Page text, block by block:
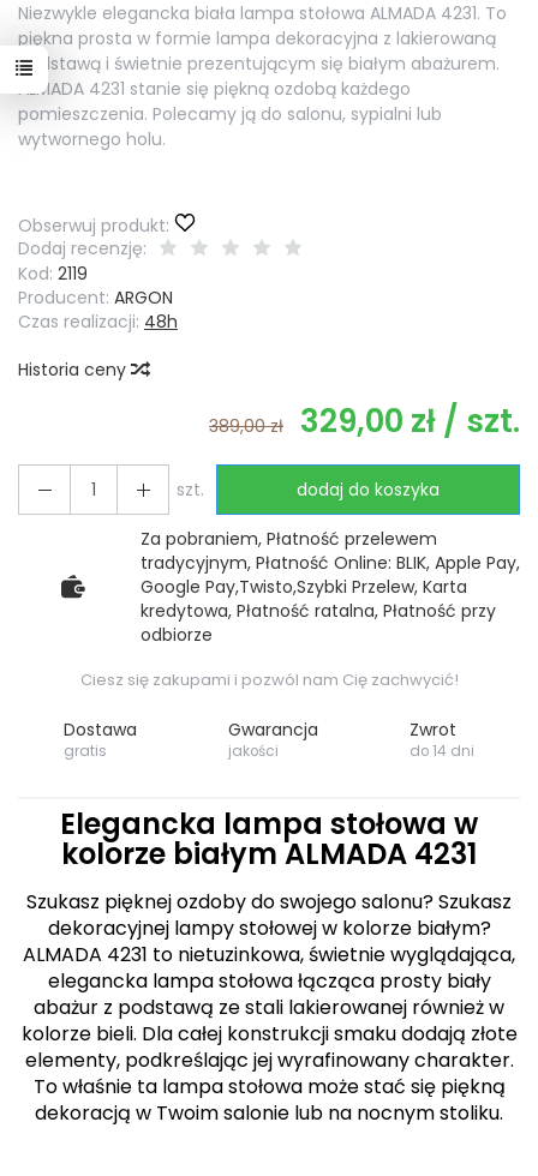
Niezwykle elegancka biała lampa stołowa ALMADA 4231. To
piękna prosta w formie lampa dekoracyjna z lakierowaną
podstawą i świetnie prezentującym się białym abażurem.
ALMADA 4231 stanie się piękną ozdobą każdego
pomieszczenia. Polecamy ją do salonu, sypialni lub
wytwornego holu.
Obserwuj produkt:
Dodaj recenzję:
Kod: 2119
Producent: ARGON
Czas realizacji: 48h
Historia ceny
389,00 zł 329,00 zł / szt.
szt. dodaj do koszyka
Za pobraniem, Płatność przelewem
tradycyjnym, Płatność Online: BLIK, Apple Pay,
Google Pay,Twisto,Szybki Przelew, Karta
kredytowa, Płatność ratalna, Płatność przy
odbiorze
Ciesz się zakupami i pozwól nam Cię zachwycić!
Dostawa
gratis
Gwarancja
jakości
Zwrot
do 14 dni
Elegancka lampa stołowa w
kolorze białym ALMADA 4231
Szukasz pięknej ozdoby do swojego salonu? Szukasz
dekoracyjnej lampy stołowej w kolorze białym?
ALMADA 4231 to nietuzinkowa, świetnie wyglądająca,
elegancka lampa stołowa łącząca prosty biały
abażur z podstawą ze stali lakierowanej również w
kolorze bieli. Dla całej konstrukcji smaku dodają złote
elementy, podkreślając jej wyrafinowany charakter.
To właśnie ta lampa stołowa może stać się piękną
dekoracją w Twoim salonie lub na nocnym stoliku.